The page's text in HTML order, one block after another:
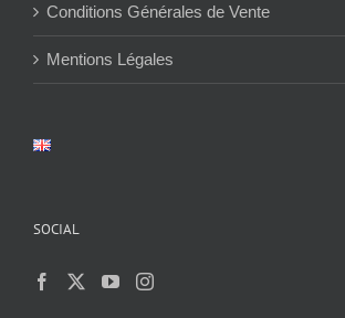
Conditions Générales de Vente
Mentions Légales
SOCIAL